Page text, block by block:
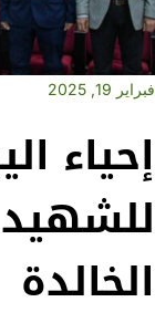
فبراير 19, 2025
إحياء
الخالدة